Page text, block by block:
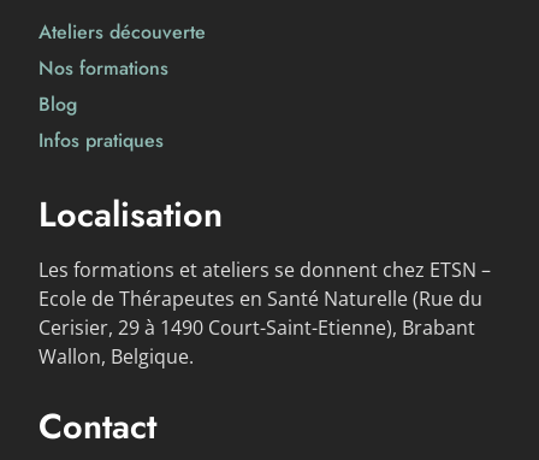
Ateliers découverte
Nos formations
Blog
Infos pratiques
Localisation
Les formations et ateliers se donnent chez ETSN –
Ecole de Thérapeutes en Santé Naturelle (Rue du
Cerisier, 29 à 1490 Court-Saint-Etienne), Brabant
Wallon, Belgique.
Contact